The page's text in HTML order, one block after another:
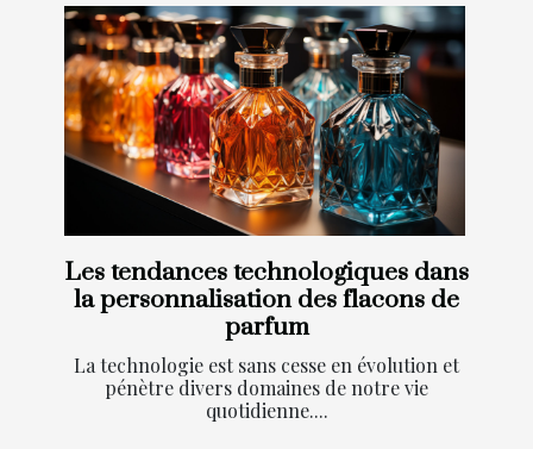
Les tendances technologiques dans
la personnalisation des flacons de
parfum
La technologie est sans cesse en évolution et
pénètre divers domaines de notre vie
quotidienne....